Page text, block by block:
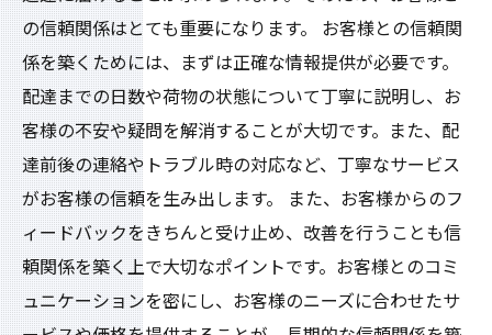
の信頼関係はとても重要になります。 お客様との信頼関
係を築くためには、まずは正確な情報提供が必要です。
配達までの日数や荷物の状態について丁寧に説明し、お
客様の不安や疑問を解消することが大切です。また、配
達前後の連絡やトラブル時の対応など、丁寧なサービス
がお客様の信頼を生み出します。 また、お客様からのフ
ィードバックをきちんと受け止め、改善を行うことも信
頼関係を築く上で大切なポイントです。お客様とのコミ
ュニケーションを密にし、お客様のニーズに合わせたサ